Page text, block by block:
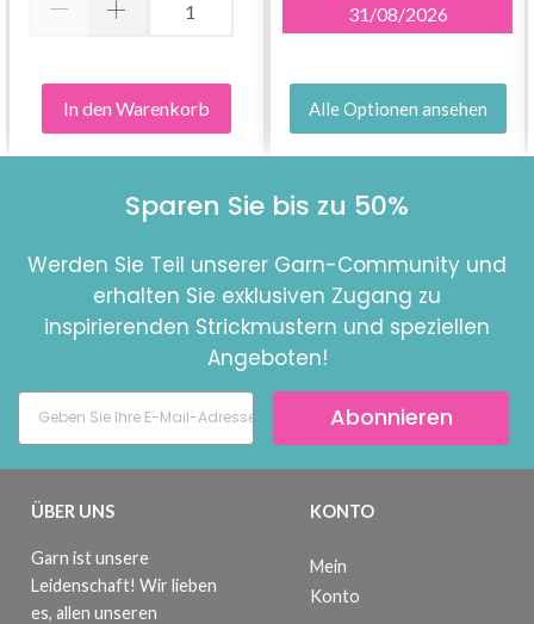
In den Warenkorb
31/08/2026
Alle Optionen ansehen
Sparen Sie bis zu 50%
Werden Sie Teil unserer Garn-Community und
erhalten Sie exklusiven Zugang zu
inspirierenden Strickmustern und speziellen
Angeboten!
Abonnieren
ÜBER UNS
Garn ist unsere
Leidenschaft! Wir lieben
es, allen unseren
KONTO
Mein
Konto